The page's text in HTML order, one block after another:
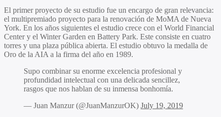
El primer proyecto de su estudio fue un encargo de gran relevancia:
el multipremiado proyecto para la renovación de MoMA de Nueva
York. En los años siguientes el estudio crece con el World Financial
Center y el Winter Garden en Battery Park. Este consiste en cuatro
torres y una plaza pública abierta. El estudio obtuvo la medalla de
Oro de la AIA a la firma del año en 1989.
Supo combinar su enorme excelencia profesional y
profundidad intelectual con una delicada sencillez,
rasgos que nos hablan de su inmensa bonhomía.
— Juan Manzur (@JuanManzurOK) July 19, 2019